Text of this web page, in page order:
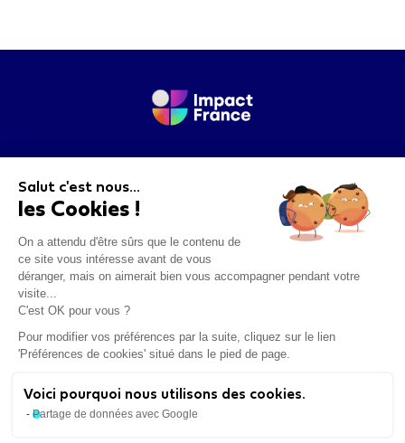
questionnaire suivant
Mentions légales
Mouvement Impact France : le réseau des
dirigeants engagés pour grandir et faire grandir
Salut c'est nous...
les Cookies !
On a attendu d'être sûrs que le contenu de
ce site vous intéresse avant de vous
déranger, mais on aimerait bien vous accompagner pendant votre
visite...
C'est OK pour vous ?
Pour modifier vos préférences par la suite, cliquez sur le lien
'Préférences de cookies' situé dans le pied de page.
Voici pourquoi nous utilisons des cookies.
Partage de données avec Google